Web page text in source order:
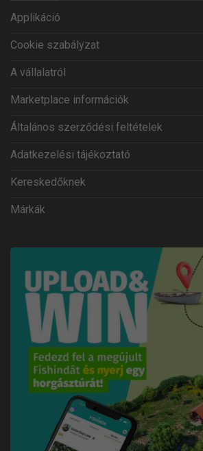
Applikáció
Cookie szabályzat
A vállalatról
Marketplace információk
Általános szerződési feltételek
Adatkezelési tájékoztató
Kereskedőknek
Márkák